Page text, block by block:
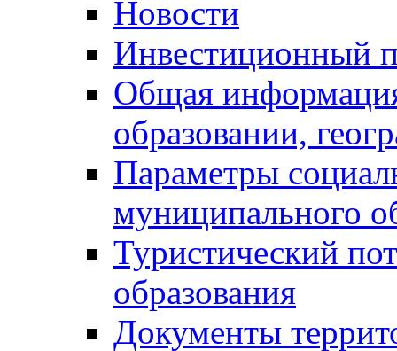
Новости
Инвестиционный
Общая
образовании,
Параметры
муниципального
Туристический
образования
Документы